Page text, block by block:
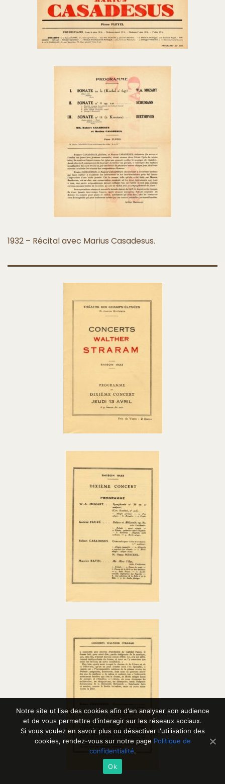
1932 – Récital avec Marius Casadesus.
Notre site utilise des cookies afin d'en analyser son audience
et de vous permettre d'interagir sur les réseaux sociaux.
Si vous voulez en savoir plus ou désactiver l'utilisation des
cookies, rendez-vous sur notre page Politique de
confidentialité.
Ok